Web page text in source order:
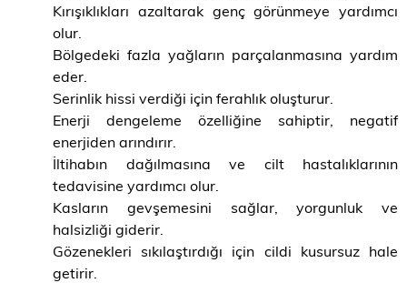
Kırışıklıkları azaltarak genç görünmeye yardımcı
olur.
Bölgedeki fazla yağların parçalanmasına yardım
eder.
Serinlik hissi verdiği için ferahlık oluşturur.
Enerji dengeleme özelliğine sahiptir, negatif
enerjiden arındırır.
İltihabın dağılmasına ve cilt hastalıklarının
tedavisine yardımcı olur.
Kasların gevşemesini sağlar, yorgunluk ve
halsizliği giderir.
Gözenekleri sıkılaştırdığı için cildi kusursuz hale
getirir.